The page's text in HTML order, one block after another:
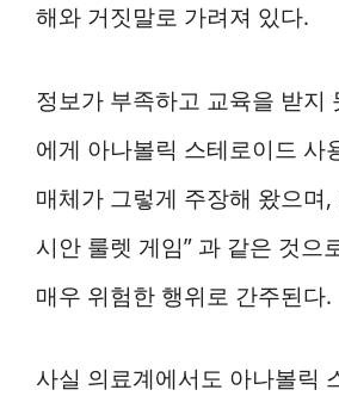
해와 거짓말로 가려져 있다.
정보가 부족하고 교육을 받지
에게 아나볼릭 스테로이드 사
매체가 그렇게 주장해 왔으며,
시안 룰렛 게임” 과 같은 것으
매우 위험한 행위로 간주된다.
사실 의료계에서도 아나볼릭